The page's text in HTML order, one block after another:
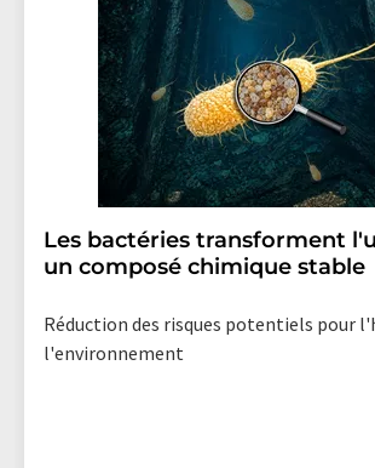
Les bactéries transforment
un composé chimique stable
Réduction des risques potentiels pour
l'environnement